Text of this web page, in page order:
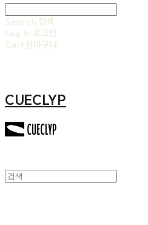
Search 검색
Log In 로그인
Cart장바구니
CUECLYP